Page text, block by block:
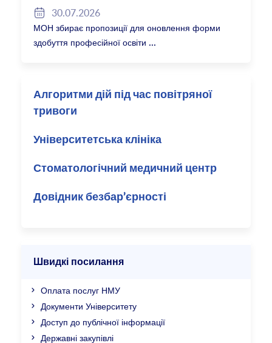
30.07.2026
МОН збирає пропозиції для оновлення форми
здобуття професійної освіти
Алгоритми дій під час повітряної
тривоги
Університетська клініка
Стоматологічний медичний центр
Довідник безбар’єрності
Швидкі посилання
Оплата послуг НМУ
Документи Університету
Доступ до публічної інформації
Державні закупівлі